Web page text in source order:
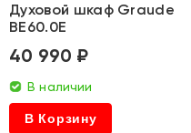
Духовой шкаф Graude
BE60.0E
40 990 ₽
В наличии
В Корзину